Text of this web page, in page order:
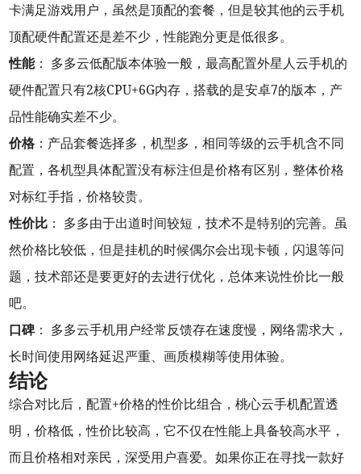
卡满足游戏用户，虽然是顶配的套餐，但是较其他的云手机
顶配硬件配置还是差不少，性能跑分更是低很多。
性能： 多多云低配版本体验一般，最高配置外星人云手机的
硬件配置只有2核CPU+6G内存，搭载的是安卓7的版本，产
品性能确实差不少。
价格：产品套餐选择多，机型多，相同等级的云手机含不同
配置，各机型具体配置没有标注但是价格有区别，整体价格
对标红手指，价格较贵。
性价比： 多多由于出道时间较短，技术不是特别的完善。虽
然价格比较低，但是挂机的时候偶尔会出现卡顿，闪退等问
题，技术部还是要更好的去进行优化，总体来说性价比一般
吧。
口碑： 多多云手机用户经常反馈存在速度慢，网络需求大，
长时间使用网络延迟严重、画质模糊等使用体验。
结论
综合对比后，配置+价格的性价比组合，桃心云手机配置透
明，价格低，性价比较高，它不仅在性能上具备较高水平，
而且价格相对亲民，深受用户喜爱。如果你正在寻找一款好